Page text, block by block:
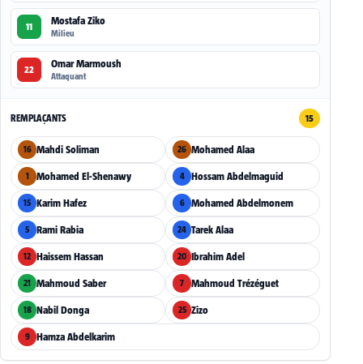
11 Mostafa Ziko
Milieu
22 Omar Marmoush
Attaquant
REMPLAÇANTS 15
16 Mahdi Soliman 26 Mohamed Alaa
1 Mohamed El-Shenawy 4 Hossam Abdelmaguid
15 Karim Hafez 6 Mohamed Abdelmonem
5 Rami Rabia 24 Tarek Alaa
12 Haissem Hassan 20 Ibrahim Adel
21 Mahmoud Saber 7 Mahmoud Trézéguet
18 Nabil Donga 25 Zizo
9 Hamza Abdelkarim